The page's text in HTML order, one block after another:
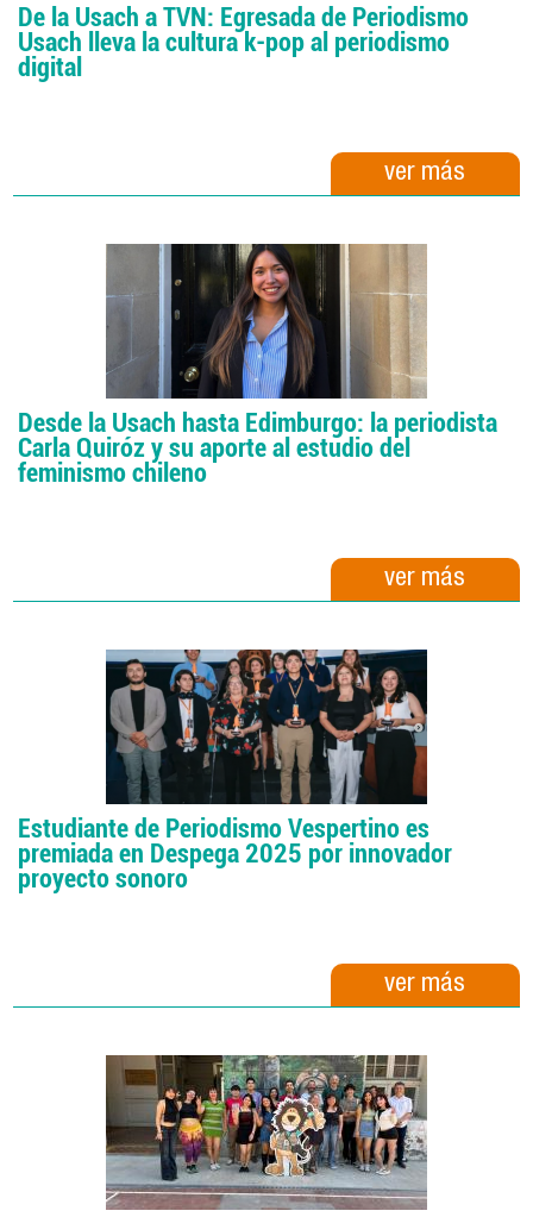
De la Usach a TVN: Egresada de Periodismo
Usach lleva la cultura k-pop al periodismo
digital
ver más
Desde la Usach hasta Edimburgo: la periodista
Carla Quiróz y su aporte al estudio del
feminismo chileno
ver más
Estudiante de Periodismo Vespertino es
premiada en Despega 2025 por innovador
proyecto sonoro
ver más